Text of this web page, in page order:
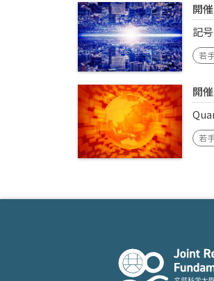
開
記
若
開
若